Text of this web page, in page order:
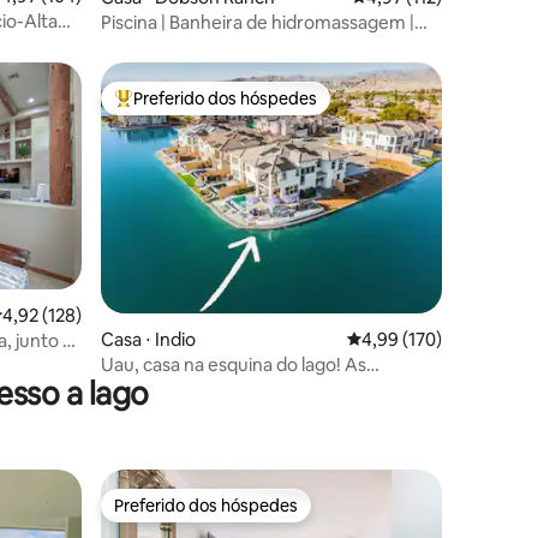
Alta
Piscina | Banheira de hidromassagem |
de uma avaliação média de 5, 128 avaliações
4,92 (128)
junto à
Entre os melhores preferidos dos hóspedes
Preferido dos hóspedes
Casa ⋅ Indio 4,99 de uma avaliação
4,99 (170)
Uau, casa na esquina do lago! As
MELHORES vistas! Villa Paradiso!
a lago
Preferido dos hóspedes
Preferido dos hóspedes